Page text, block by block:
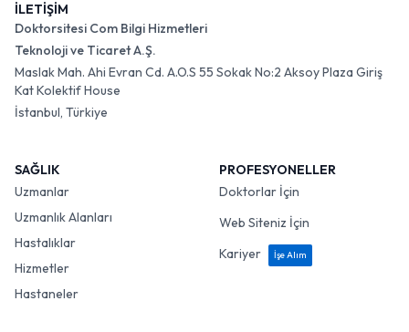
İLETİŞİM
Doktorsitesi Com Bilgi Hizmetleri
Teknoloji ve Ticaret A.Ş.
Maslak Mah. Ahi Evran Cd. A.O.S 55 Sokak No:2 Aksoy Plaza Giriş
Kat Kolektif House
İstanbul, Türkiye
SAĞLIK
Uzmanlar
Uzmanlık Alanları
Hastalıklar
Hizmetler
Hastaneler
PROFESYONELLER
Doktorlar İçin
Web Siteniz İçin
Kariyer
İşe Alım